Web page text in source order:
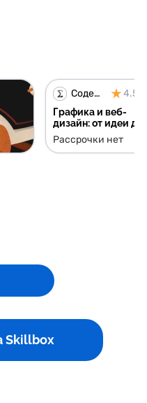
Содействие занятости 4.53
Графика и веб-
дизайн: от идеи до
реализации
Рассрочки нет
Skillbox